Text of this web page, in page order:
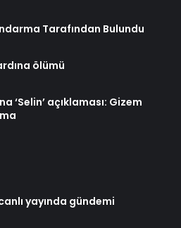
Tarafından Bulundu
ölümü
‘Selin’ açıklaması: Gizem
yayında gündemi